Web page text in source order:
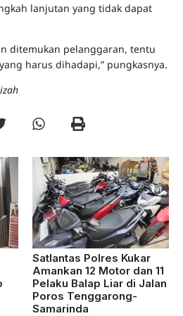
lanjutan yang tidak dapat
ditemukan pelanggaran, tentu
harus dihadapi,” pungkasnya.
Satlantas Polres Kukar
Amankan 12 Motor dan 11
Pelaku Balap Liar di Jalan
Poros Tenggarong-
Samarinda